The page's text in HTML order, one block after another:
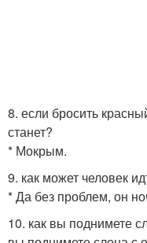
8. если бросить
станет?
* Мокрым.
9. как может человек
* Да без проблем, он
10. как вы поднимете